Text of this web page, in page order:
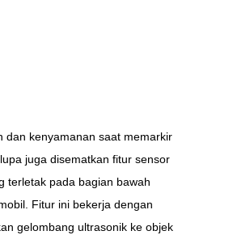
dan kenyamanan saat memarkir
juga disematkan fitur sensor
terletak pada bagian bawah
Fitur ini bekerja dengan
gelombang ultrasonik ke objek